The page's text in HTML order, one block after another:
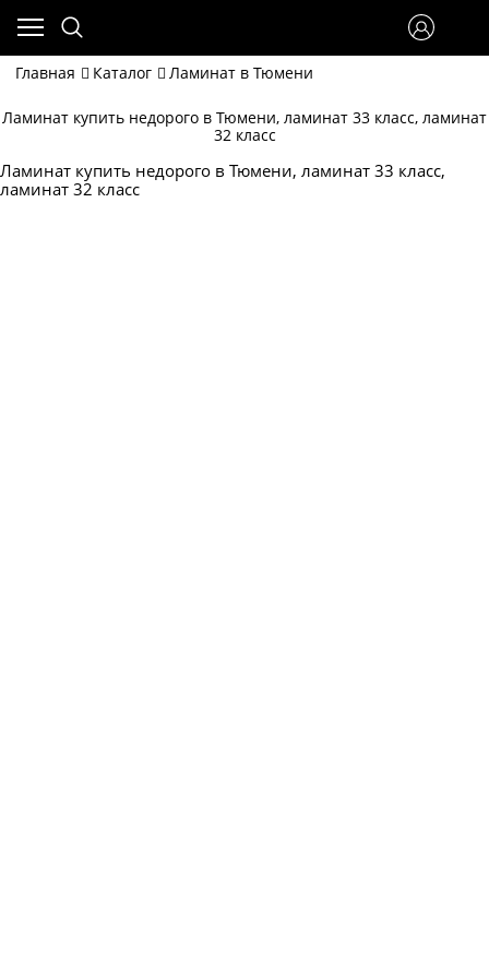
Главная Каталог Ламинат в Тюмени
Ламинат купить недорого в Тюмени, ламинат 33 класс, ламинат
32 класс
Ламинат купить недорого в Тюмени, ламинат 33 класс,
ламинат 32 класс